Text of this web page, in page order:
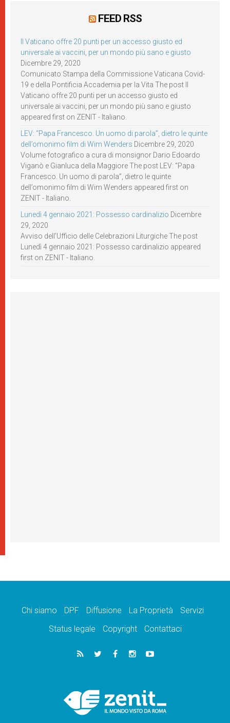
FEED RSS
Il Vaticano offre 20 punti per un accesso giusto ed
universale ai vaccini, per un mondo più sano e giusto
Dicembre 29, 2020
Comunicato Stampa della Commissione Vaticana Covid-
19 e della Pontificia Accademia per la Vita The post Il
Vaticano offre 20 punti per un accesso giusto ed
universale ai vaccini, per un mondo più sano e giusto
appeared first on ZENIT - Italiano.
LEV: “Papa Francesco. Un uomo di parola”, dietro le quinte
dell’omonimo film di Wim Wenders Dicembre 29, 2020
Volume fotografico a cura di monsignor Dario Edoardo
Viganò e Gianluca della Maggiore The post LEV: “Papa
Francesco. Un uomo di parola”, dietro le quinte
dell’omonimo film di Wim Wenders appeared first on
ZENIT - Italiano.
Lunedì 4 gennaio 2021: Possesso cardinalizio Dicembre
29, 2020
Avviso dell’Ufficio delle Celebrazioni Liturgiche The post
Lunedì 4 gennaio 2021: Possesso cardinalizio appeared
first on ZENIT - Italiano.
Chi siamo DPF Diffusione La Proprietà
Servizi
Status legale
Copyright Contattaci